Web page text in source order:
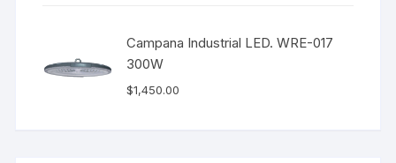
Campana Industrial LED. WRE-017
300W
$1,450.00